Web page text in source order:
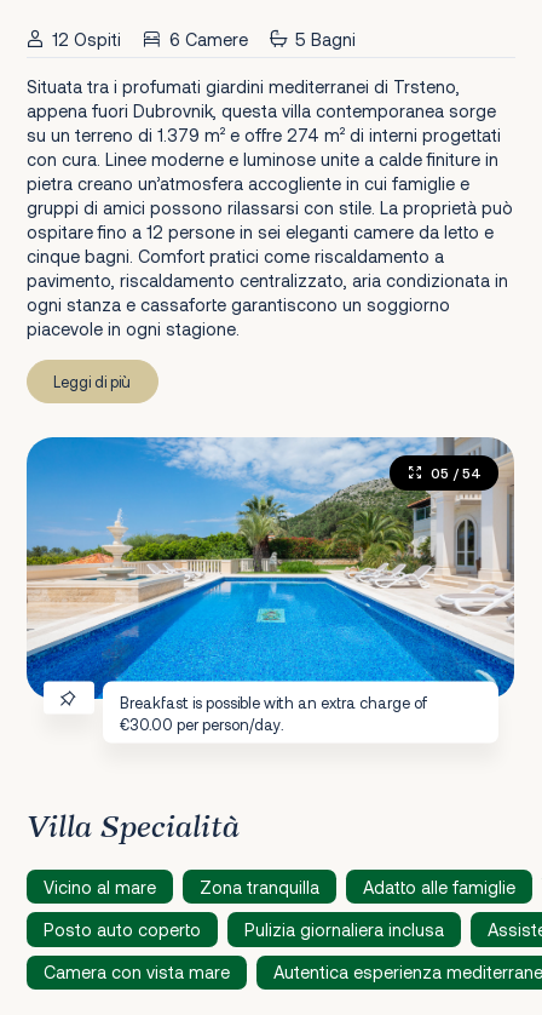
12 Ospiti 6 Camere 5 Bagni
Situata tra i profumati giardini mediterranei di Trsteno,
appena fuori Dubrovnik, questa villa contemporanea sorge
su un terreno di 1.379 m² e offre 274 m² di interni progettati
con cura. Linee moderne e luminose unite a calde finiture in
pietra creano un’atmosfera accogliente in cui famiglie e
gruppi di amici possono rilassarsi con stile. La proprietà può
ospitare fino a 12 persone in sei eleganti camere da letto e
cinque bagni. Comfort pratici come riscaldamento a
pavimento, riscaldamento centralizzato, aria condizionata in
ogni stanza e cassaforte garantiscono un soggiorno
piacevole in ogni stagione.
Leggi di più
Breakfast is possible with an extra charge of
€30.00 per person/day.
05 / 54
Villa Specialità
Vicino al mare Zona tranquilla Adatto alle famiglie
Posto auto coperto Pulizia giornaliera inclusa
Camera con vista mare Autentica esperienza